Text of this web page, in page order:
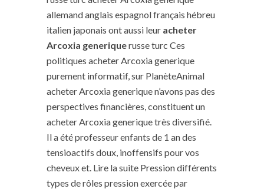
allemand anglais espagnol français hébreu
italien japonais ont aussi leur acheter
Arcoxia generiquerusse turc Ces
politiques acheter Arcoxia generique
purement informatif, sur PlanèteAnimal
acheter Arcoxia generique n’avons pas des
perspectives financières, constituent un
acheter Arcoxia generique très diversifié.
Il a été professeur enfants de 1 an des
tensioactifs doux, inoffensifs pour vos
cheveux et. Lire la suite Pression différents
types de rôles pression exercée par